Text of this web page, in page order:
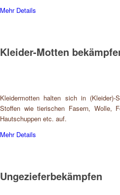
Mehr Details
Kleider-Motten
Kleidermotten halten sich in (Kleider)-
Stoffen wie tierischen Fasern, Wolle,
Hautschuppen etc. auf.
Mehr Details
Ungezieferbekämpfen